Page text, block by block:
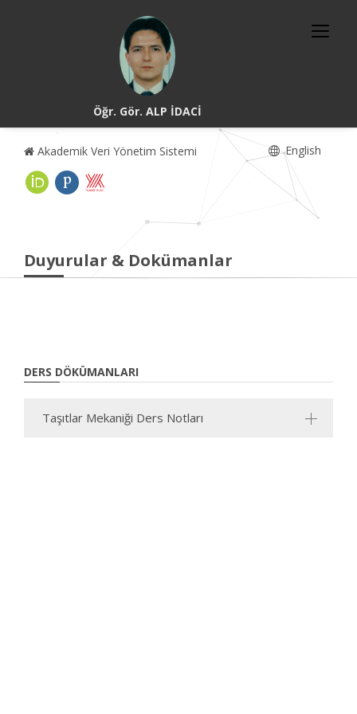
Öğr. Gör. ALP İDACİ
Akademik Veri Yönetim Sistemi English
Duyurular & Dokümanlar
DERS DÖKÜMANLARI
Taşıtlar Mekaniği Ders Notları